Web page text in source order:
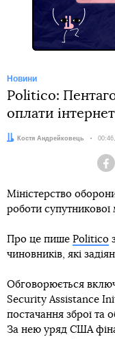
Новини
Politico:
оплати
Автор:Костя Андрейковець Дата:
Міністерство
роботи супутникової
Про це пише Politico
чиновників, які
Обговорюється
Security Assistance
постачання зброї та
За нею уряд США